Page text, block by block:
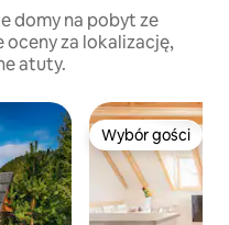
domy na pobyt ze
za lokalizację,
atuty.
Wybór gości
Wybór gości